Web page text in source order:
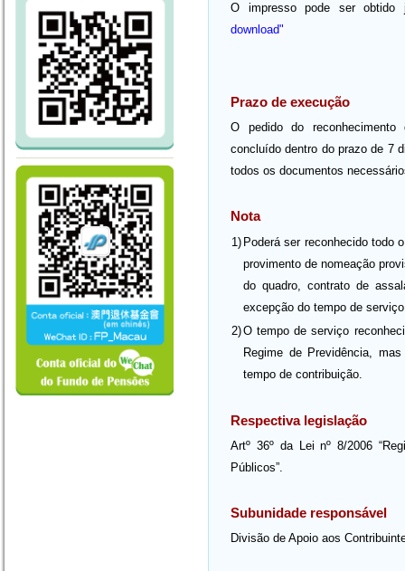
O impresso pode ser
download"
Prazo de execução
O pedido do
concluído dentro do prazo de 7
todos os documentos
Nota
1) Poderá ser reconhecido todo
provimento de nomeação
do quadro, contrato de
excepção do tempo de
2)O tempo de serviço
Regime de Previdência,
tempo de contribuição.
Respectiva legislação
Artº 36º da Lei nº 8/2006
Públicos”.
Subunidade responsável
Divisão de Apoio aos